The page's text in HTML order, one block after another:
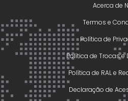
Acerca de
Termos e
Política de
Política de Trocas e
Política de RAL e
Declaração de